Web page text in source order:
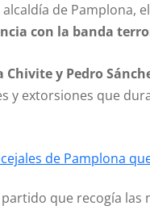
alcaldía de Pamplona,
con la banda
Chivite y Pedro
y extorsiones que
de Pamplona
partido que recogía las